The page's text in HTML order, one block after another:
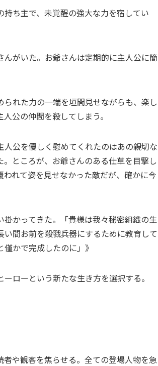
ち主で、未覚醒の強大な力を宿してい
んがいた。お爺さんは定期的に主人公に簡
れた力の一端を垣間見せながらも、楽し
公の仲間を殺してしまう。
公を優しく慰めてくれたのはあの親切な
ところが、お爺さんのある仕草を目撃し
れて姿を見せなかった敵だが、確かに今
かってきた。「貴様は我々秘密組織の生
間お前を殺戮兵器にするために教育して
かで完成したのに」》
ローという新たな生き方を選択する。
や観客を焦らせる。全ての登場人物を急